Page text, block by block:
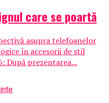
care se poartă
asupra telefoanelor
în accesorii de stil
După prezentarea...